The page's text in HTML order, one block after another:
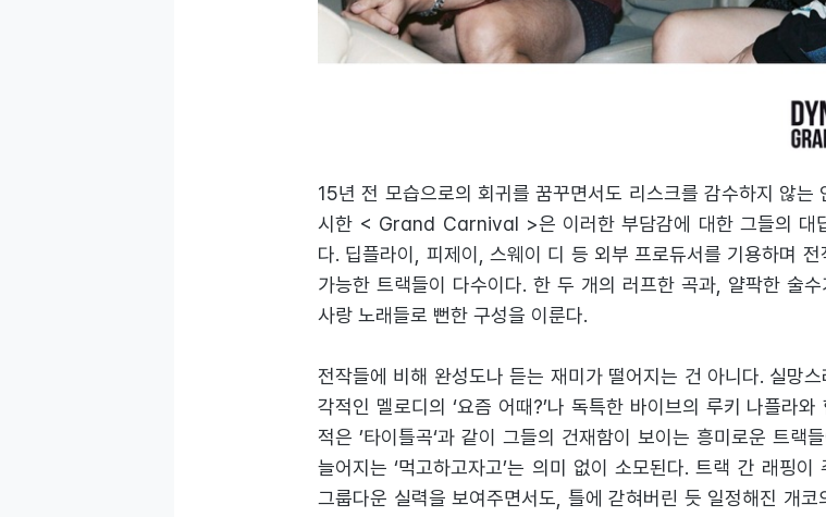
대중은 언제나 다이나믹 듀오의 타이틀곡을 고대해왔다. 아직도
‘출첵’과 같은 걸출한 히트곡들을 시작으로 제대 후, 약간은
‘BAAAM'까지. 다이다믹 듀오의 행보는 타이틀곡과 함께 기록
지지 않은 긴 생명력을 가져다주는 등, 여러 방면으로 ‘효자 노릇
대치를 높이는 동시에 ‘믿고 듣는 다듀’의 곡을 써야만 하는 부담
15년 전 모습으로의 회귀를 꿈꾸면서도 리스크를 감수하지 않는
시한 < Grand Carnival >은 이러한 부담감에 대한 그들의 대
다. 딥플라이, 피제이, 스웨이 디 등 외부 프로듀서를 기용하며
가능한 트랙들이 다수이다. 한 두 개의 러프한 곡과, 얄팍한 술
사랑 노래들로 뻔한 구성을 이룬다.
전작들에 비해 완성도나 듣는 재미가 떨어지는 건 아니다. 실망
각적인 멜로디의 ‘요즘 어때?’나 독특한 바이브의 루키 나플라와
적은 ’타이틀곡‘과 같이 그들의 건재함이 보이는 흥미로운 트랙
늘어지는 ‘먹고하고자고’는 의미 없이 소모된다. 트랙 간 래핑
그룹다운 실력을 보여주면서도, 틀에 갇혀버린 듯 일정해진 개